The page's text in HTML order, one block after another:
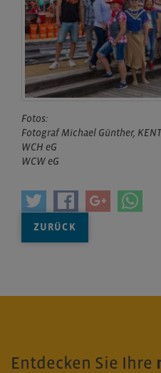
Fotos:
Fotograf Michael Günther, KENT
WCH eG
WCW eG
ZURÜCK
Entdecken Sie Ihre